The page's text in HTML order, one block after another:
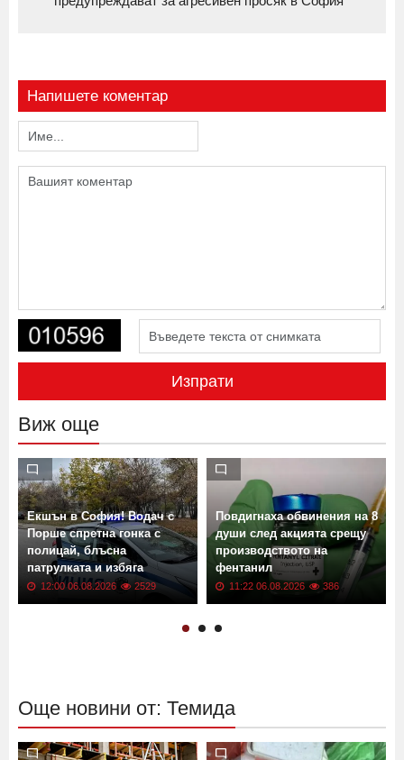
Напишете коментар
Изпрати
Виж още
Екшън в София! Водач с
Порше спретна гонка с
полицай, блъсна
патрулката и избяга
12:00 06.08.2026 2529
Повдигнаха обвинения на 8
души след акцията срещу
производството на
фентанил
11:22 06.08.2026 386
Още новини от: Темида